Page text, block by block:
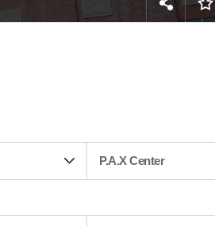
P.A.X Center